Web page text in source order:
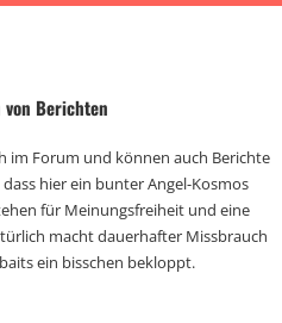
von Berichten
im Forum und können auch Berichte
hier ein bunter Angel-Kosmos
für Meinungsfreiheit und eine
macht dauerhafter Missbrauch
ein bisschen bekloppt.